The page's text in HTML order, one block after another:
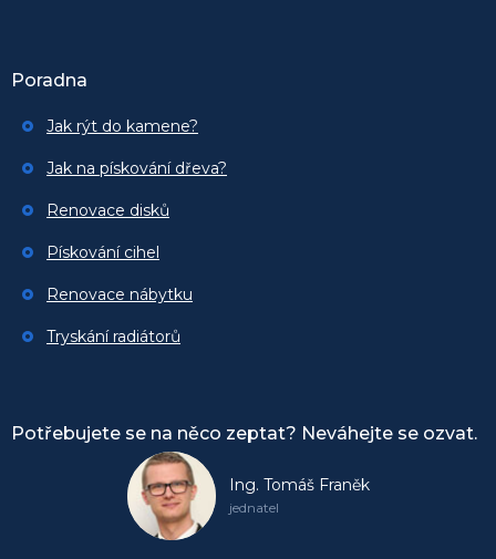
Poradna
Jak rýt do kamene?
Jak na pískování dřeva?
Renovace disků
Pískování cihel
Renovace nábytku
Tryskání radiátorů
Potřebujete se na něco zeptat? Neváhejte se ozvat.
Ing. Tomáš Franěk
jednatel